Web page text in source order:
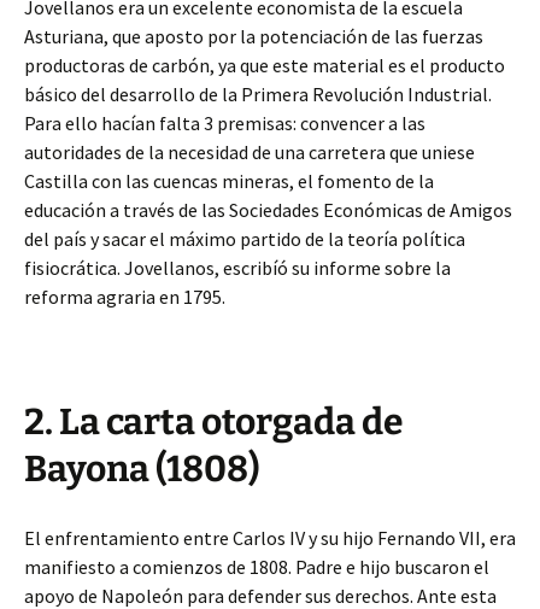
Jovellanos era un excelente economista de la escuela
Asturiana, que aposto por la potenciación de las fuerzas
productoras de carbón, ya que este material es el producto
básico del desarrollo de la Primera Revolución Industrial.
Para ello hacían falta 3 premisas: convencer a las
autoridades de la necesidad de una carretera que uniese
Castilla con las cuencas mineras, el fomento de la
educación a través de las Sociedades Económicas de Amigos
del país y sacar el máximo partido de la teoría política
fisiocrática. Jovellanos, escribíó su informe sobre la
reforma agraria en 1795.
2. La carta otorgada de
Bayona (1808)
El enfrentamiento entre Carlos IV y su hijo Fernando VII, era
manifiesto a comienzos de 1808. Padre e hijo buscaron el
apoyo de Napoleón para defender sus derechos. Ante esta